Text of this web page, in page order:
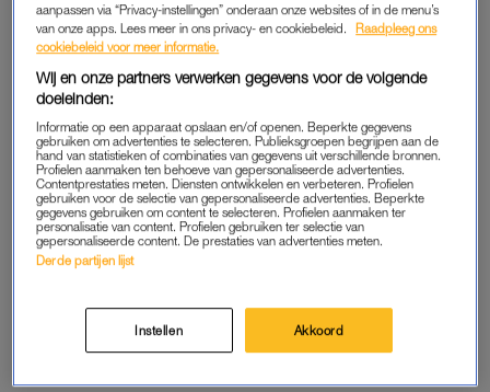
King Richard vertelt over de opkomst van de bekende
Amerikaanse tenniszusjes Williams. Het verhaal wordt verteld
vanuit het perspectief van hun vader Richard, gespeeld door
Will Smith. De film is vanaf 19 november bij streamingdienst
HBO Max te zien.
I’m SO excited for you to watch the new trailer for
#KingRichardstarring Will Smith and featuring the
song “Be Alive” by@Beyonce. It’s in theaters and
streaming exclusively on
— Serena Williams (@serenawilliams)October 21,
aanpassen via “Privacy-instellingen” onderaan onze websites of in de menu’s
van onze apps. Lees meer in ons privacy- en cookiebeleid.
Raadpleeg ons
cookiebeleid voor meer informatie.
Wij en onze partners verwerken gegevens voor de volgende
doeleinden:
Informatie op een apparaat opslaan en/of openen. Beperkte gegevens
gebruiken om advertenties te selecteren. Publieksgroepen begrijpen aan de
hand van statistieken of combinaties van gegevens uit verschillende bronnen.
Profielen aanmaken ten behoeve van gepersonaliseerde advertenties.
Contentprestaties meten. Diensten ontwikkelen en verbeteren. Profielen
gebruiken voor de selectie van gepersonaliseerde advertenties. Beperkte
gegevens gebruiken om content te selecteren. Profielen aanmaken ter
personalisatie van content. Profielen gebruiken ter selectie van
gepersonaliseerde content. De prestaties van advertenties meten.
Derde partijen lijst
Instellen Akkoord